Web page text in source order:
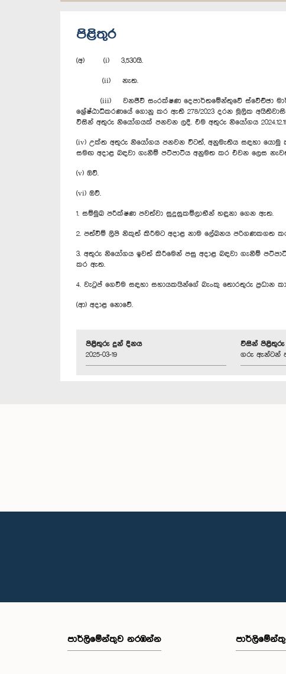
පිළිතුර
(අ) (i) 3,530යි.
(ii) නැත.
(iii) වනජීවී සංරක්ෂණ දෙපාර්තමේන්තුවේ ස්වේච්ඡා
ශ්‍රේෂ්ඨාධිකරණයේ ගොනු කර ඇති 278/2023 දරන මූලික
විසින් අතුරු නියෝගයක් පනවන ලදී. එම අතුරු නියෝගය
(iv) උක්ත අතුරු නියෝගය පනවන විටත්, අනුමැතිය සඳහා යොමු
සමඟ අදාළ බඳවා ගැනීම් පටිපාටිය අනුමත කර එවන ලෙස
(v) ඔව්.
(vi) ඔව්.
1. සම්මුඛ පරීක්ෂණ පවත්වා සුදුසුකම්ලාභීන් හඳුනා ගෙන ඇත.
2. පත්වීම් ලිපි නිකුත් කිරීමට අදාළ නාම ලේඛනය පරිගණකගත
3. අතුරු නියෝගය ඉවත් කිරීමෙන් පසු අදාළ බඳවා ගැනීම්
කර ඇත.
4. වැටුප් ගෙවීම සඳහා සහායකයින්ගේ බැංකු තොරතුරු
(ආ) අදාළ නොවේ.
පිළිතුරු දුන් දිනය
2025-03-19
විසින් පිළිතුරු
ගරු ඇන්ටන්
පාර්ලි‌මේන්තුව නරඹන්න